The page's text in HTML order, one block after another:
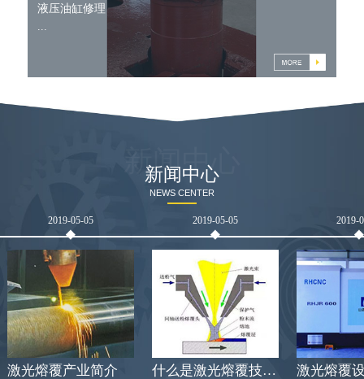
液压油缸修理
新闻中心
新闻中心
NEWS CENTER
2019-05-05
激光熔覆产业简介
2019-05-05
什么是激光熔覆技术？
2019-